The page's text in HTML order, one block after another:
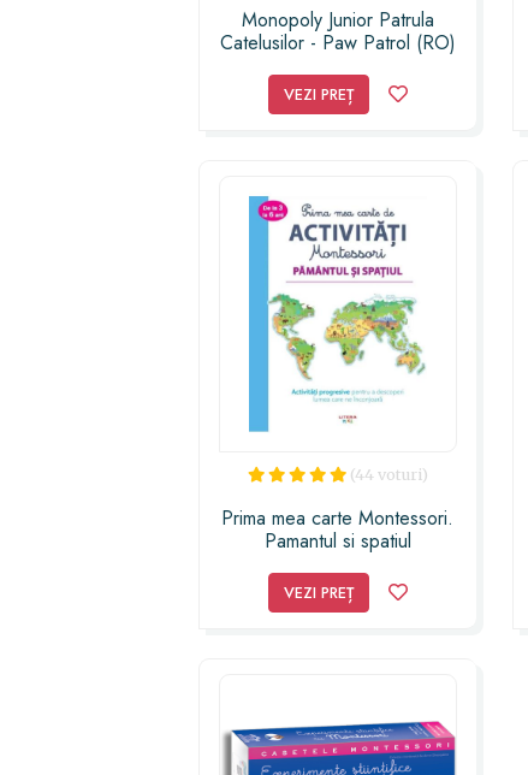
Monopoly Junior Patrula
Catelusilor - Paw Patrol (RO)
VEZI PREȚ
(44 voturi)
Prima mea carte Montessori.
Pamantul si spatiul
VEZI PREȚ